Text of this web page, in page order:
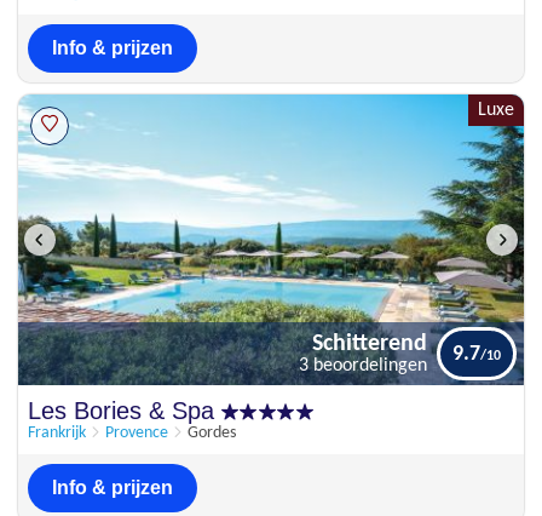
Info & prijzen
Luxe
Schitterend
Les Bories & Spa
Frankrijk Provence Gordes
Schitterend
3 beoordelingen
9.7
Info & prijzen